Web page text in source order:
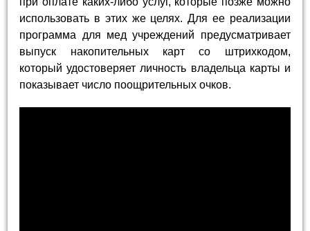
использовать в этих же целях. Для ее реализации
программа для мед учреждений предусматривает
выпуск накопительных карт со штрихкодом,
который удостоверяет личность владельца карты и
показывает число поощрительных очков.